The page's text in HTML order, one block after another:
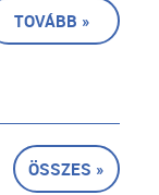
TOVÁBB »
ÖSSZES »